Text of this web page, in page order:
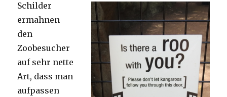
Schilder
ermahnen
den
Zoobesucher
auf sehr nette
Art, dass man
aufpassen